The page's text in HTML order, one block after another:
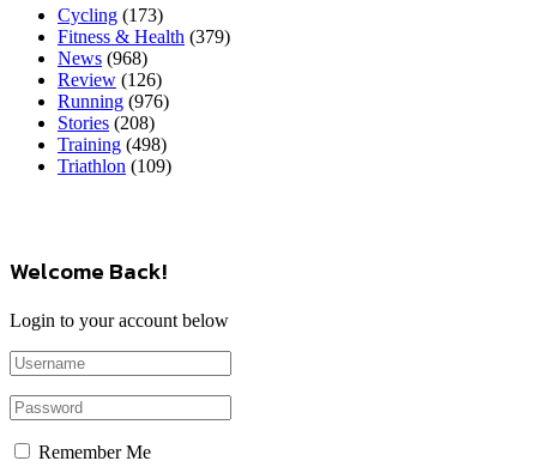
Cycling (173)
Fitness & Health (379)
News (968)
Review (126)
Running (976)
Stories (208)
Training (498)
Triathlon (109)
Welcome Back!
Login to your account below
Remember Me